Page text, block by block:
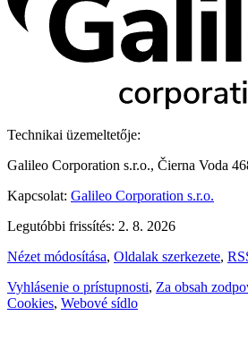
Technikai üzemeltetője:
Galileo Corporation s.r.o., Čierna Voda
Kapcsolat: Galileo Corporation s.r.o.
Legutóbbi frissítés: 2. 8. 2026
Nézet módosítása, Oldalak szerkezete,
Vyhlásenie o prístupnosti, Za obsah
Cookies, Webové sídlo